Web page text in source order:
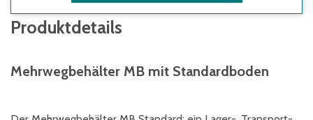
Produktdetails
Mehrwegbehälter MB mit Standardboden